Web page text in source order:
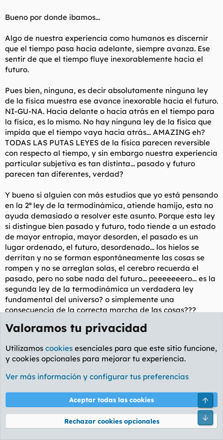
Aclarado el asunto, interesante la puerta que abre
tiempo. Ése sí que me parece un camino correcto que poder
seguir ya que la duda inicial con la que abrí se podría catalogar
dentro de lo etéreo que es ese concepto usado tan a menudo
que es el tiempo.
una conversación que tuve hace muchos años con un
compañero de piso en mi época estudiante: yo, un joven
estudiante de biológicas; él, un ingenierio aeronáutico que en
ese momento estaba estudiando medicina. Sin saber muy bien
porqué acabamos debatiendo sobre el tiempo y su concepción.
Llegamos a la conclusión que el tiempo no es más que un
artefacto del ser humano generado para poder entender y
organizarse en el mundo ya que en la naturaleza no existe el
tiempo como tal. Fue una conversación un tanto rara de lo que
no recuerdo gran cosa ya que previamente me había fumado
metafísico.
Bueno por donde íbamos...
Algo de nuestra experiencia como humanos es discernir
que el tiempo pasa hacia adelante, siempre avanza. Ese
sentir de que el tiempo fluye inexorablemente hacia el
futuro.
Pues bien, ninguna, es decir absolutamente ninguna ley
de la física muestra ese avance inexorable hacia el futuro.
NI-GU-NA. Hacia delante o hacia atrás en el tiempo para
la física, es lo mismo. No hay ninguna ley de la física que
impida que el tiempo vaya hacia atrás... AMAZING eh?
TODAS LAS PUTAS LEYES de la física parecen reversible
con respecto al tiempo, y sin embargo nuestra experiencia
particular subjetiva es tan distinta... pasado y futuro
parecen tan diferentes, verdad?
Y bueno si alguien con más estudios que yo está pensando
en la 2ª ley de la termodinámica, atiende hamijo, esta no
ayuda demasiado a resolver este asunto. Porque esta ley
si distingue bien pasado y futuro, todo tiende a un estado
de mayor entropía, mayor desorden, el pasado es un
lugar ordenado, el futuro, desordenado... los hielos se
derritan y no se forman espontáneamente las cosas se
rompen y no se arreglan solas, el cerebro recuerda el
pasado, pero no sabe nada del futuro... peeeeeeero... es la
segunda ley de la termodinámica un verdadera ley
fundamental del universo? o simplemente una
consecuencia de la correcta marcha de las cosas???
Realmente no es una ley basada en ninguna fuerza, una
ley probabilística y por lo tanto aproximada, no se cumple
el 100% de las situaciones. Es estadística.
Y por último no refiere a algo fundamental, más bien
parece el producto del devenir de las cosas. No hay nada
de raíz en esta ley sobre el universo. Puede entonces, por
tanto, encarnar algo tan profundo en el universo como la
definición de tiempo?
Valoramos tu privacidad
Utilizamos cookies esenciales para que este sitio funcione,
y cookies opcionales para mejorar tu experiencia.
Ver más información y configurar tus preferencias
Aceptar todas las cookies
Rechazar cookies opcionales
Pie